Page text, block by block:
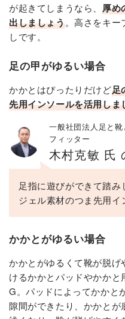
が起きてしまうなら、 厚め
出しましょう。高さをキー
しです。
足の甲がゆるい場合
かかとはぴったりだけど足
先用インソールを活用しま
一般社団法人足と
フィッター
木村克敏 氏
足指に遊びができて踏
ジェル素材のつま先用イ
かかとがゆるい場合
かかとがゆるくて靴が脱
けるかかとパッドやかか
G。パッドによってかかと
隙間ができたり、かかと